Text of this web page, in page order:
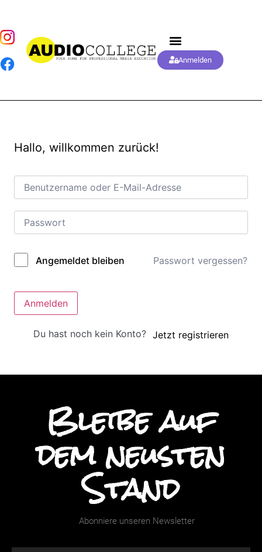
Anmelden
Hallo, willkommen zurück!
Alternative:
Angemeldet bleiben Passwort vergessen?
Anmelden
Du hast noch kein Konto? Jetzt registrieren
Bleibe auf
dem neusten
Stand
Abonniere unseren Newsletter